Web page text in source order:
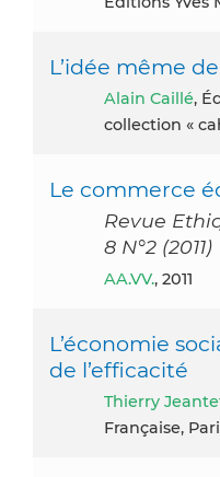
L’idée même
Alain Caillé,
collection «
Le commerce
Revue
8 N°2 (2011)
AA.VV., 2011
L’économie
de l’efficacité
Thierry
Française,